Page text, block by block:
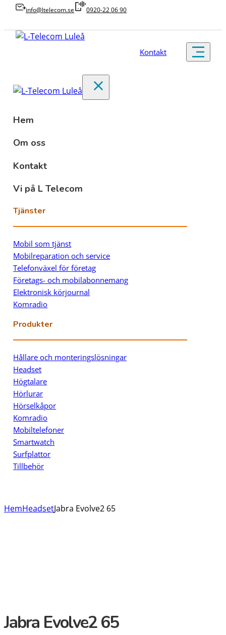
info@ltelecom.se 0920-22 06 90
Kontakt
Hem
Om oss
Kontakt
Vi på L Telecom
Tjänster
Mobil som tjänst
Mobilreparation och service
Telefonväxel för företag
Företags- och mobilabonnemang
Elektronisk körjournal
Komradio
Produkter
Hållare och monteringslösningar
Headset
Högtalare
Hörlurar
Hörselkåpor
Komradio
Mobiltelefoner
Smartwatch
Surfplattor
Tillbehör
HemHeadsetJabra Evolve2 65
Jabra Evolve2 65